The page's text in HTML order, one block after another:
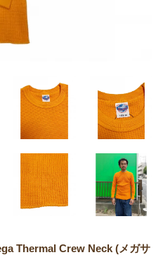
Thermal Crew Neck (メガサ